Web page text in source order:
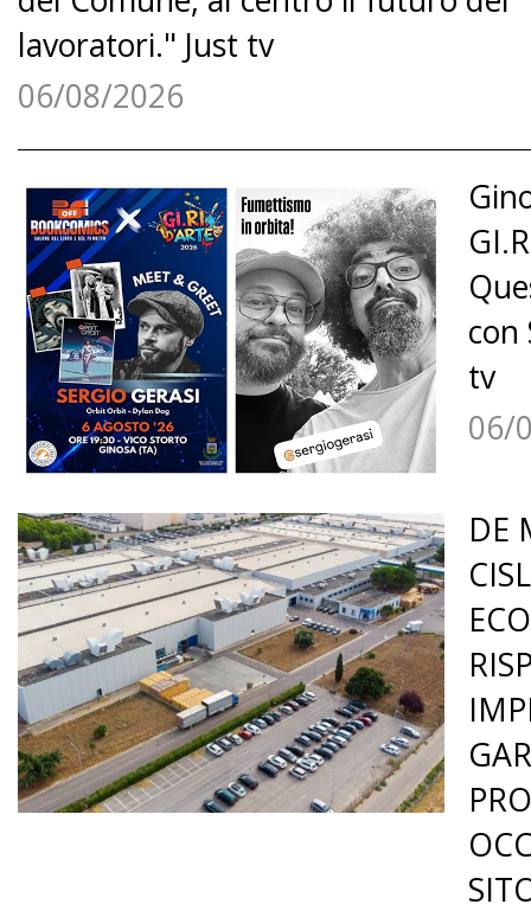
lavoratori." Just tv
06/08/2026
con
tv
06/
DE